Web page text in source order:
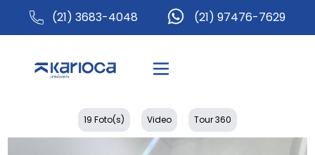
(21) 3683-4048 (21) 97476-7629
19 Foto(s) Video Tour 360